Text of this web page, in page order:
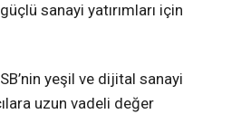
sanayi yatırımları için
yeşil ve dijital sanayi
uzun vadeli değer